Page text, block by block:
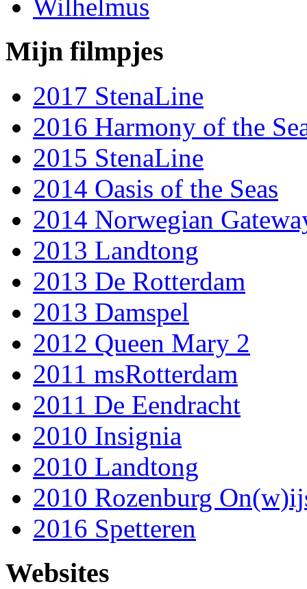
Wilhelmus
Mijn filmpjes
2017 StenaLine
2016 Harmony of the
2015 StenaLine
2014 Oasis of the Seas
2014 Norwegian
2013 Landtong
2013 De Rotterdam
2013 Damspel
2012 Queen Mary 2
2011 msRotterdam
2011 De Eendracht
2010 Insignia
2010 Landtong
2010 Rozenburg
2016 Spetteren
Websites